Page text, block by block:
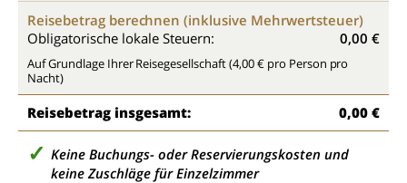
Reisebetrag berechnen (inklusive Mehrwertsteuer)
Obligatorische lokale Steuern:
0,00 €
Auf Grundlage Ihrer Reisegesellschaft (4,00 € pro Person pro
Nacht)
Reisebetrag insgesamt: 0,00 €
Keine Buchungs- oder Reservierungskosten und
keine Zuschläge für Einzelzimmer